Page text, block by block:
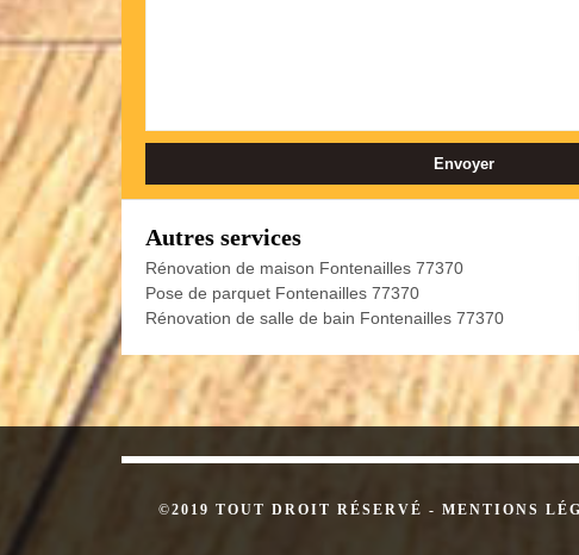
Autres services
Rénovation de maison Fontenailles 77370
Pose de parquet Fontenailles 77370
Rénovation de salle de bain Fontenailles 77370
©2019 TOUT DROIT RÉSERVÉ - MENTIONS